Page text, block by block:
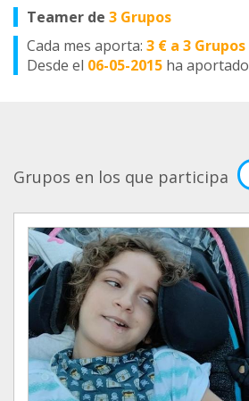
Teamer de 3 Grupos
Cada mes aporta: 3 € a 3 Grupos
Desde el 06-05-2015 ha aportado
Grupos en los que participa